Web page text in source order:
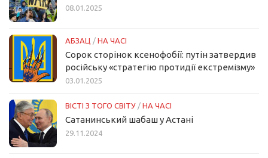
08.01.2025
АБЗАЦ / НА ЧАСІ
Сорок сторінок ксенофобії: путін затвердив
російську «стратегію протидії екстремізму»
03.01.2025
ВІСТІ З ТОГО СВІТУ / НА ЧАСІ
Сатанинський шабаш у Астані
29.11.2024